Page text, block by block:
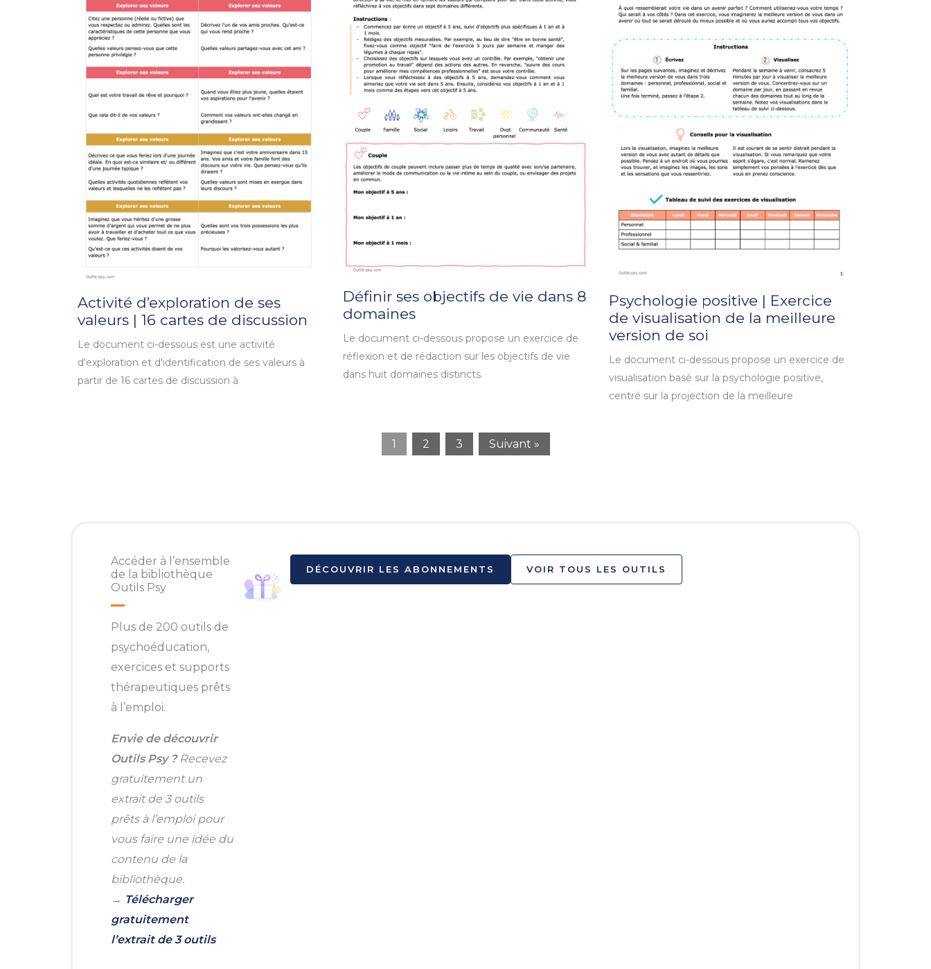
Activité d’exploration de ses
valeurs | 16 cartes de discussion
Le document ci-dessous est une activité
d'exploration et d'identification de ses valeurs à
partir de 16 cartes de discussion à
Définir ses objectifs de vie dans 8
domaines
Le document ci-dessous propose un exercice de
réflexion et de rédaction sur les objectifs de vie
dans huit domaines distincts.
Psychologie positive | Exercice
de visualisation de la meilleure
version de soi
Le document ci-dessous propose un exercice de
visualisation basé sur la psychologie positive,
centré sur la projection de la meilleure
1 2 3 Suivant »
Accéder à l’ensemble
de la bibliothèque
Outils Psy
Plus de 200 outils de
psychoéducation,
exercices et supports
thérapeutiques prêts
à l’emploi.
Envie de découvrir
Outils Psy ?Recevez
gratuitement un
extrait de 3 outils
prêts à l’emploi pour
vous faire une idée du
contenu de la
bibliothèque.
→ Télécharger
gratuitement
l’extrait de 3 outils
DÉCOUVRIR LES ABONNEMENTS VOIR TOUS LES OUTILS